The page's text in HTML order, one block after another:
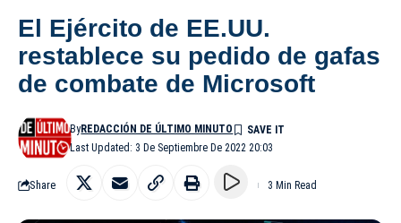
El Ejército de EE.UU.
restablece su pedido de gafas
de combate de Microsoft
Last Updated: 3 De Septiembre De 2022 20:03
ByREDACCIÓN DE ÚLTIMO MINUTO
Share 3 Min Read